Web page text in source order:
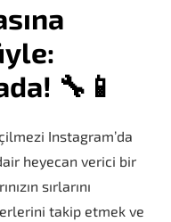
🔧📱
Instagram’da
heyecan verici bir
sırlarını
takip etmek ve